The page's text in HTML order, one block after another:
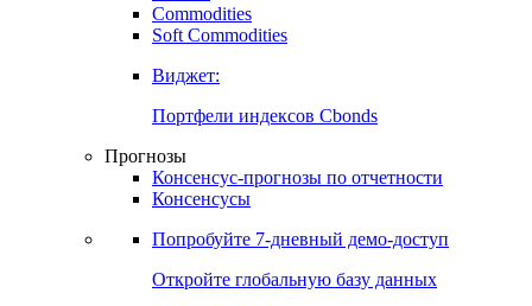
Commodities
Soft Commodities
Виджет:
Портфели индексов Cbonds
Прогнозы
Консенсус-прогнозы по отчетности
Консенсусы
Попробуйте 7-дневный демо-доступ
Откройте глобальную базу данных